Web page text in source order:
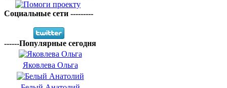
Социальные сети ---------
------Популярные сегодня
Яковлева Ольга